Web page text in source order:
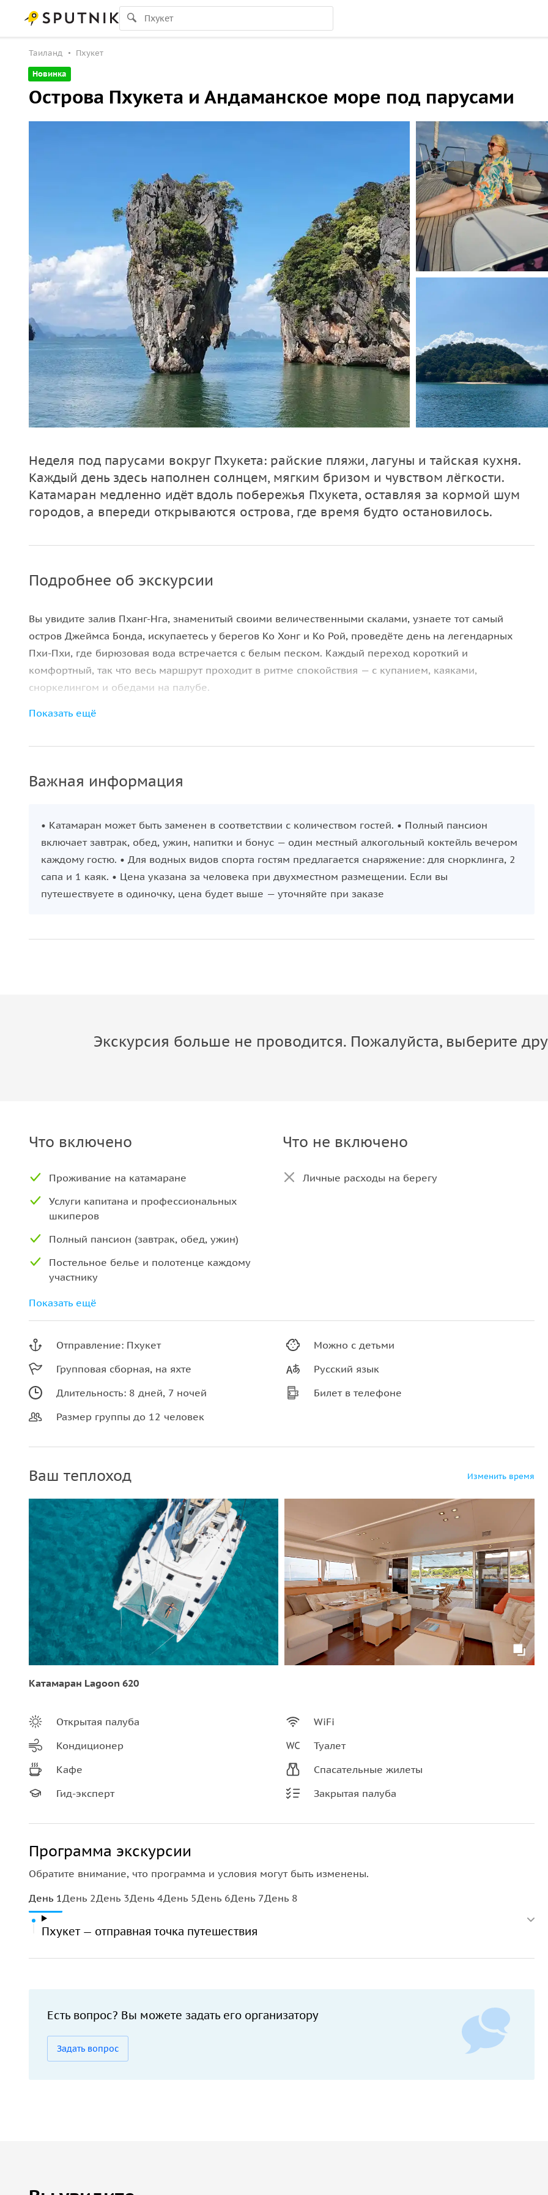
Таиланд
Пхукет
Новинка
Острова Пхукета и Андаманское море под парусами
Неделя под парусами вокруг Пхукета: райские пляжи, лагуны и тайская кухня.
Каждый день здесь наполнен солнцем, мягким бризом и чувством лёгкости.
Катамаран медленно идёт вдоль побережья Пхукета, оставляя за кормой шум
городов, а впереди открываются острова, где время будто остановилось.
Подробнее об экскурсии
Вы увидите залив Пханг-Нга, знаменитый своими величественными скалами, узнаете тот самый
остров Джеймса Бонда, искупаетесь у берегов Ко Хонг и Ко Рой, проведёте день на легендарных
Пхи-Пхи, где бирюзовая вода встречается с белым песком. Каждый переход короткий и
комфортный, так что весь маршрут проходит в ритме спокойствия — с купанием, каяками,
сноркелингом и обедами на палубе.
На борту катамарана Lagoon 620 — просторные каюты с душем, кондиционером и большими
гриле, а вечером шеф готовит ужин с нотами тайских специй. Капитан знает эти воды и выбирает
зеркалом неба.
частью моря, ветра и света.
Показать ещё
Важная информация
• Катамаран может быть заменен в соответствии с количеством гостей. • Полный пансион
включает завтрак, обед, ужин, напитки и бонус — один местный алкогольный коктейль вечером
каждому гостю. • Для водных видов спорта гостям предлагается снаряжение: для снорклинга, 2
сапа и 1 каяк. • Цена указана за человека при двухместном размещении. Если вы
путешествуете в одиночку, цена будет выше — уточняйте при заказе
Экскурсия больше не проводится. Пожалуйста, выберите
Что включено
Проживание на катамаране
Услуги капитана и профессиональных
шкиперов
Полный пансион (завтрак, обед, ужин)
Постельное белье и полотенце каждому
участнику
Водные виды спорта на борту
Что не включено
Личные расходы на берегу
Показать ещё
Отправление: Пхукет
Групповая сборная, на яхте
Длительность: 8 дней, 7 ночей
Размер группы до 12 человек
Можно с детьми
Русский язык
Билет в телефоне
Ваш теплоход Изменить время
Катамаран Lagoon 620
Открытая палуба
Кондиционер
Кафе
Гид-эксперт
WiFi
Туалет
Спасательные жилеты
Закрытая палуба
Программа экскурсии
Обратите внимание, что программа и условия могут быть изменены.
День 1 День 2День 3День 4День 5День 6День 7День 8
Пхукет — отправная точка путешествия
Есть вопрос? Вы можете задать его организатору
Задать вопрос